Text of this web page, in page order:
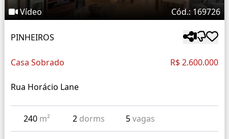
Vídeo Cód.: 169726
PINHEIROS
Casa Sobrado R$ 2.600.000
Rua Horácio Lane
240 m² 2 dorms 5vagas